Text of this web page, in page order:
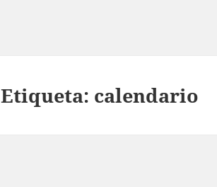
Etiqueta: calendario